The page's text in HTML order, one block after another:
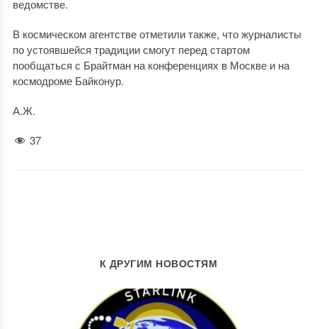
ведомстве.
В космическом агентстве отметили также, что журналисты
по устоявшейся традиции смогут перед стартом
пообщаться с Брайтман на конференциях в Москве и на
космодроме Байконур.
А.Ж.
37
К ДРУГИМ НОВОСТЯМ